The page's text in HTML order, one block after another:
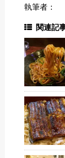
執筆者：
関連記